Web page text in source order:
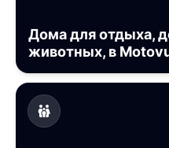
Дома для отдыха,
животных, в